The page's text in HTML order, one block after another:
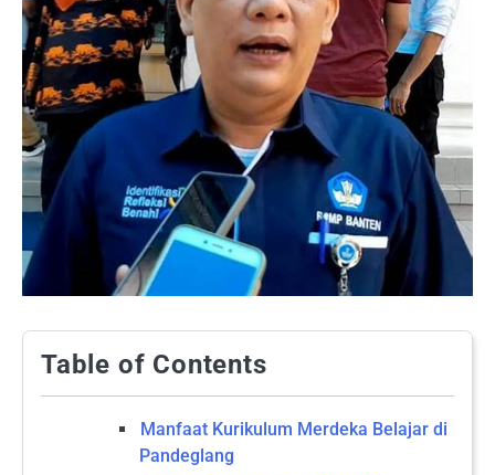
Table of Contents
Manfaat Kurikulum Merdeka Belajar di
Pandeglang